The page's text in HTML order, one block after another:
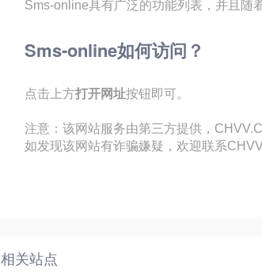
Sms-online具有广泛的功能列表，并且随
Sms-online如何访问？
点击上方打开网址按钮即可。
注意：该网站服务由第三方提供，
如发现该网站有诈骗嫌疑，欢迎联系
相关站点